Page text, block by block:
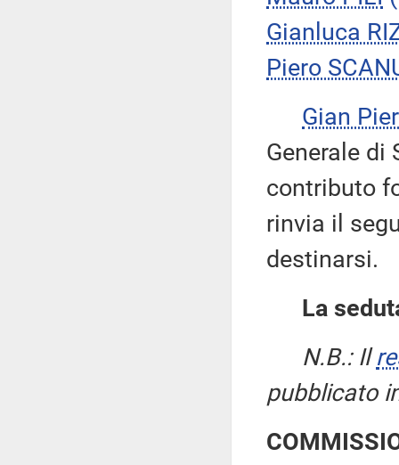
Gianluca
Piero
Gian
Generale di
contributo
rinvia il
destinarsi.
La
N.B.: Il
pubblicato